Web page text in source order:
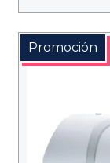
Promoción